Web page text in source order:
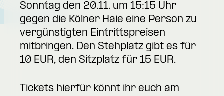
Sonntag den 20.11. um 15:15 Uhr
gegen die Kölner Haie eine Person zu
vergünstigten Eintrittspreisen
mitbringen. Den Stehplatz gibt es für
10 EUR, den Sitzplatz für 15 EUR.
Tickets hierfür könnt ihr euch am